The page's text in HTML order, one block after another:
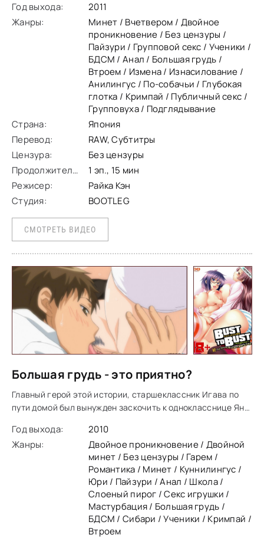
так-как Чисато постоянно с кем-то
Год выхода:
2011
Жанры:
Минет / Вчетвером / Двойное
проникновение / Без цензуры /
Пайзури / Групповой секс / Ученики /
БДСМ / Анал / Большая грудь /
Втроем / Измена / Изнасилование /
Анилингус / По-собачьи / Глубокая
глотка / Кримпай / Публичный секс /
Групповуха / Подглядывание
Страна:
Япония
Перевод:
RAW, Субтитры
Цензура:
Без цензуры
Продолжительность:
1 эп., 15 мин
Режисер:
Райка Кэн
Студия:
BOOTLEG
СМОТРЕТЬ ВИДЕО
Большая грудь - это приятно?
Главный герой этой истории, старшеклассник Игава по
пути домой был вынужден заскочить к однокласснице Яне,
причине болезни. Каково же было его
Год выхода:
2010
Жанры:
Двойное проникновение / Двойной
минет / Без цензуры / Гарем /
Романтика / Минет / Куннилингус /
Юри / Пайзури / Анал / Школа /
Слоеный пирог / Секс игрушки /
Мастурбация / Большая грудь /
БДСМ / Сибари / Ученики / Кримпай /
Втроем